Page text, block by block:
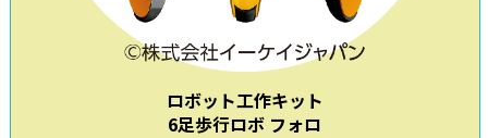
ロボット工作キット
6足歩行ロボ フォロ